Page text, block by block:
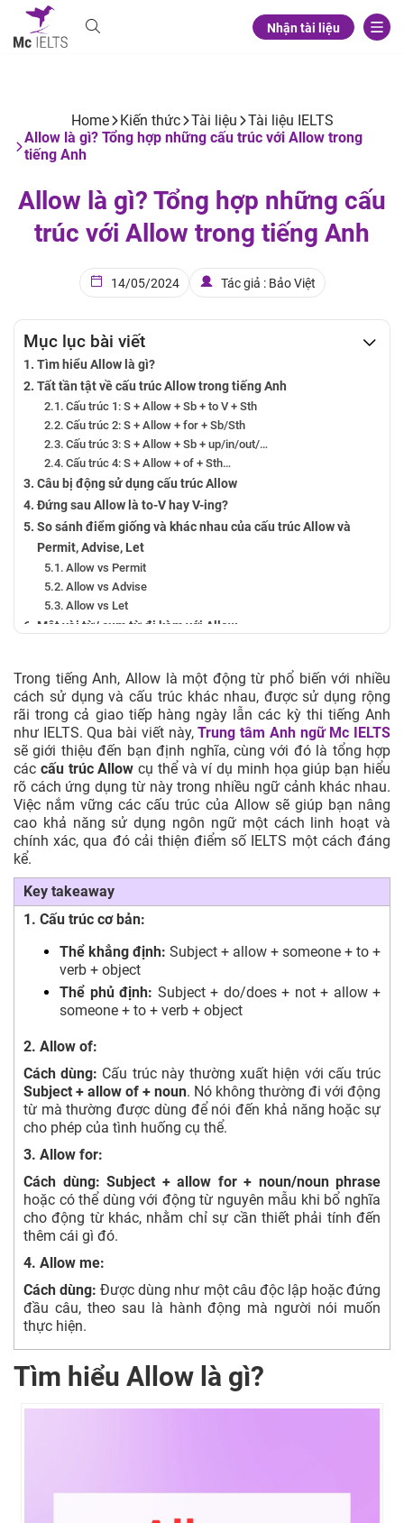
Nhận tài liệu
Home Kiến thức Tài liệu
Tài liệu IELTS
Allow là gì? Tổng hợp những cấu trúc với Allow trong
tiếng Anh
Allow là gì? Tổng hợp những cấu
trúc với Allow trong tiếng Anh
14/05/2024 Tác giả : Bảo Việt
Mục lục bài viết
Tìm hiểu Allow là gì?
Tất tần tật về cấu trúc Allow trong tiếng Anh
Cấu trúc 1: S + Allow + Sb + to V + Sth
Cấu trúc 2: S + Allow + for + Sb/Sth
Cấu trúc 3: S + Allow + Sb + up/in/out/…
Cấu trúc 4: S + Allow + of + Sth…
Câu bị động sử dụng cấu trúc Allow
Đứng sau Allow là to-V hay V-ing?
So sánh điểm giống và khác nhau của cấu trúc Allow và
Permit, Advise, Let
Allow vs Permit
Allow vs Advise
Allow vs Let
Một vài từ/ cụm từ đi kèm với Allow
Trong tiếng Anh, Allow là một động từ phổ biến với nhiều
cách sử dụng và cấu trúc khác nhau, được sử dụng rộng
rãi trong cả giao tiếp hàng ngày lẫn các kỳ thi tiếng Anh
như IELTS. Qua bài viết này,Trung tâm Anh ngữ Mc IELTS
sẽ giới thiệu đến bạn định nghĩa, cùng với đó là tổng hợp
các cấu trúc Allow cụ thể và ví dụ minh họa giúp bạn hiểu
rõ cách ứng dụng từ này trong nhiều ngữ cảnh khác nhau.
Việc nắm vững các cấu trúc của Allow sẽ giúp bạn nâng
cao khả năng sử dụng ngôn ngữ một cách linh hoạt và
chính xác, qua đó cải thiện điểm số IELTS một cách đáng
kể.
Key takeaway
1. Cấu trúc cơ bản:
Thể khẳng định: Subject + allow + someone + to +
verb + object
Thể phủ định: Subject + do/does + not + allow +
someone + to + verb + object
2. Allow of:
Cách dùng: Cấu trúc này thường xuất hiện với cấu trúc
Subject + allow of + noun. Nó không thường đi với động
từ mà thường được dùng để nói đến khả năng hoặc sự
cho phép của tình huống cụ thể.
3. Allow for:
Cách dùng: Subject + allow for + noun/noun phrase
hoặc có thể dùng với động từ nguyên mẫu khi bổ nghĩa
cho động từ khác, nhằm chỉ sự cần thiết phải tính đến
thêm cái gì đó.
4. Allow me:
Cách dùng: Được dùng như một câu độc lập hoặc đứng
đầu câu, theo sau là hành động mà người nói muốn
thực hiện.
Tìm hiểu Allow là gì?